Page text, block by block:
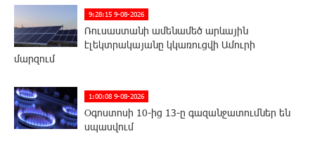
9:28:15 9-08-2026
Ռուսաստանի ամենամեծ արևային
էլեկտրակայանը կկառուցվի Ամուրի
մարզում
1:00:08 9-08-2026
Օգոստոսի 10-ից 13-ը գազանջատումներ են
սպասվում